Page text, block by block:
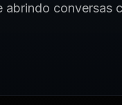
conversas